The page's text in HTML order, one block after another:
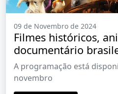
09 de Novembro de 2024
Filmes históricos,
documentário
programação do
A programação está
novembro